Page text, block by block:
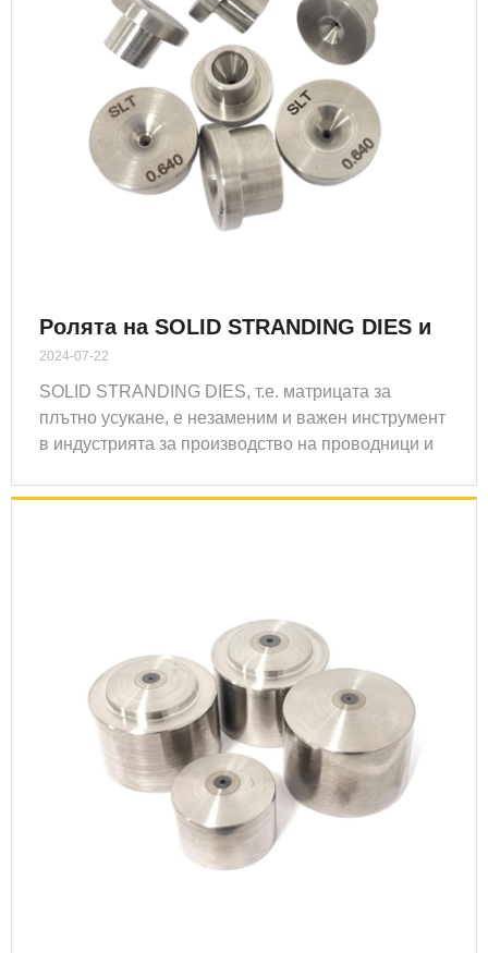
Ролята на SOLID STRANDING DIES и
приложението им в индустриалното
2024-07-22
SOLID STRANDING DIES, т.е. матрицата за
плътно усукане, е незаменим и важен инструмент
в индустрията за производство на проводници и
STRANDING DIES и приложението им в